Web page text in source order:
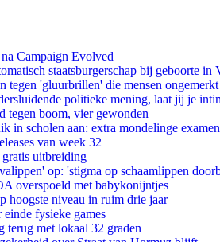
Campaign Evolved
staatsburgerschap bij geboorte in
'gluurbrillen' die mensen
politieke mening, laat jij je
tegen boom, vier gewonden
in scholen aan: extra mondelinge
van week 32
uitbreiding
op: 'stigma op schaamlippen
overspoeld met babykonijntjes
hoogste niveau in ruim drie jaar
fysieke games
terug met lokaal 32 graden